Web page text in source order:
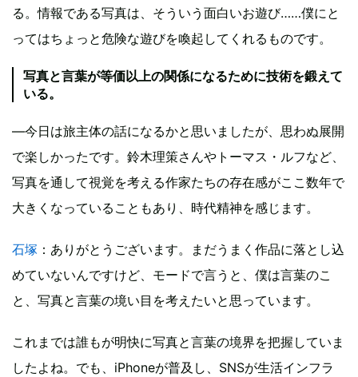
る。情報である写真は、そういう面白いお遊び……僕にと
ってはちょっと危険な遊びを喚起してくれるものです。
写真と言葉が等価以上の関係になるために技術を鍛えて
いる。
―今日は旅主体の話になるかと思いましたが、思わぬ展開
で楽しかったです。鈴木理策さんやトーマス・ルフなど、
写真を通して視覚を考える作家たちの存在感がここ数年で
大きくなっていることもあり、時代精神を感じます。
石塚 ：ありがとうございます。まだうまく作品に落とし込
めていないんですけど、モードで言うと、僕は言葉のこ
と、写真と言葉の境い目を考えたいと思っています。
これまでは誰もが明快に写真と言葉の境界を把握していま
したよね。でも、iPhoneが普及し、SNSが生活インフラ